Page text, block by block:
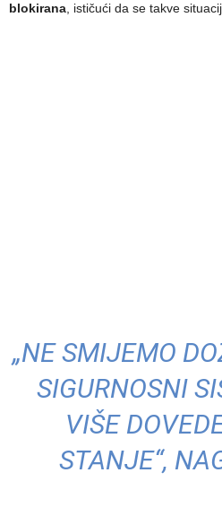
blokirana , ističući da se takve
„NE SMIJEMO
SIGURNOSNI
VIŠE
STANJE“,